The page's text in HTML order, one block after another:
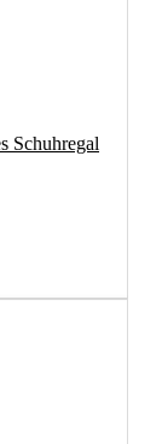
Schuhregal